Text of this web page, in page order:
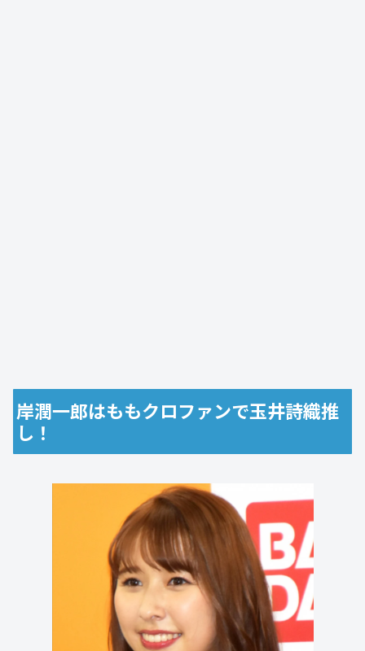
岸潤一郎はももクロファンで玉井詩織推
し！